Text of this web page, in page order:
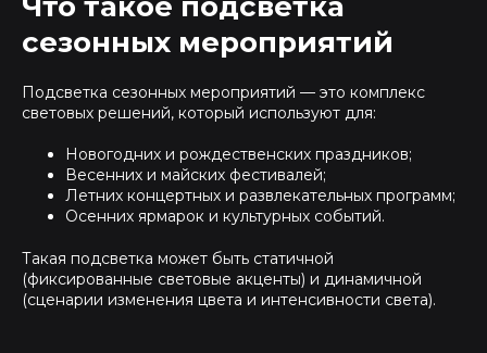
сезонных мероприятий
Подсветка сезонных мероприятий — это комплекс
световых решений, который используют для:
Новогодних и рождественских праздников;
Весенних и майских фестивалей;
Летних концертных и развлекательных программ;
Осенних ярмарок и культурных событий.
Такая подсветка может быть статичной
(фиксированные световые акценты) и динамичной
(сценарии изменения цвета и интенсивности света).